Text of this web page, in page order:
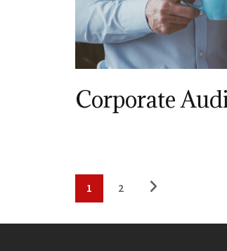
Corporate
1 2